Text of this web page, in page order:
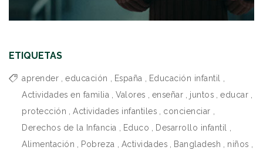
ETIQUETAS
aprender , educación , España , Educación infantil ,
Actividades en familia , Valores , enseñar , juntos , educar ,
protección , Actividades infantiles , concienciar ,
Derechos de la Infancia , Educo , Desarrollo infantil ,
Alimentación , Pobreza , Actividades , Bangladesh , niños ,